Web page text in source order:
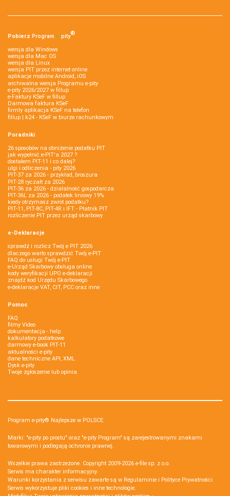
Pobierz Program e‑pity®
wersja dla Windows
wersja dla Mac OS
wersja dla Linux
wersja PIT przez internet online
aplikacje mobilne Android, iOS
archiwalna wersja Programu e-pity
e-pity 2026/2027 w fillup
e‑Faktury KSeF w fillup
Darmowa faktura KSeF
firmly aplikacja KSeF na telefon
fillup | k24 - KSeF w biurze rachunkowym
Poradniki
26 sposobów na obniżenie podatku PIT
jak wypełnić e-PIT'a 2027 ?
dostałem PIT-11 i co dalej?
ulgi i odliczenia - pity 2026
PIT-37 za 2026 - przykład, broszura
PIT-28 ryczałt za 2026
PIT-36 za 2026 - działalność gospodarcza
PIT-36L za 2026 - podatek liniowy 19%
kiedy otrzymasz zwrot podatku?
PIT-11, PIT-8C, PIT-4R i IFT - Płatnik PIT
rozliczenie PIT przez urząd skarbowy
e-Deklaracje
sprawdź i rozlicz Twój e PIT 2026
dlaczego warto sprawdzić Twój e-PIT
FAQ do usługi Twój e-PIT
e-Urząd Skarbowy obsługa online
kody weryfikacji UPO e-deklaracji
znajdź kod Urzędu Skarbowego
e-deklaracje VAT, CIT, PCC oraz inne
Pomoc
FAQ
filmy Video
dokumentacja - help
kalkulatory podatkowe
darmowy e-book PIT-11
aktualności e-pity
dane techniczne API, XML
Dysk e-pity
Twoje zgłoszenie lub opinia
Program e-pity® Najlepsze w POLSCE.
Marki: "e-pity po prostu" oraz "e-pity Program" są zarejestrowanymi znakami
towarowymi i podlegają ochronie prawnej.
Wszelkie prawa zastrzeżone. Copyright 2009-2026 e-file sp. z o.o.
Serwis ma charakter informacyjny.
Warunki korzystania z serwisu zawarte są w Regulaminie i Polityce Prywatności.
Serwis wykorzystuje pliki cookies i inne technologie.